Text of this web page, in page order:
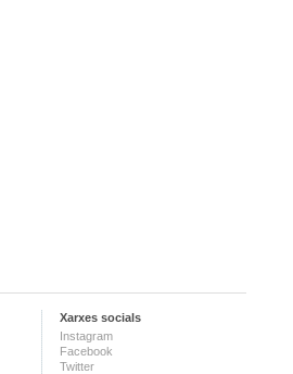
Xarxes socials
Instagram
Facebook
Twitter